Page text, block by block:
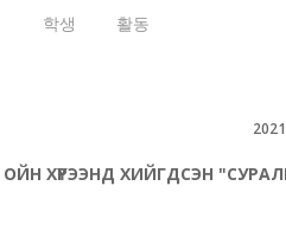
학생 활동
ХҮРЭЭНД ХИЙГДСЭН